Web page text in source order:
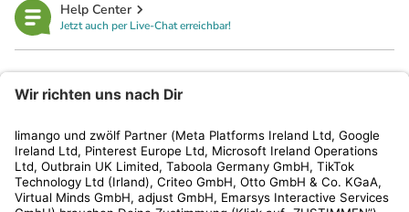
Help Center
Jetzt auch per Live-Chat erreichbar!
Kundenservice
Shop